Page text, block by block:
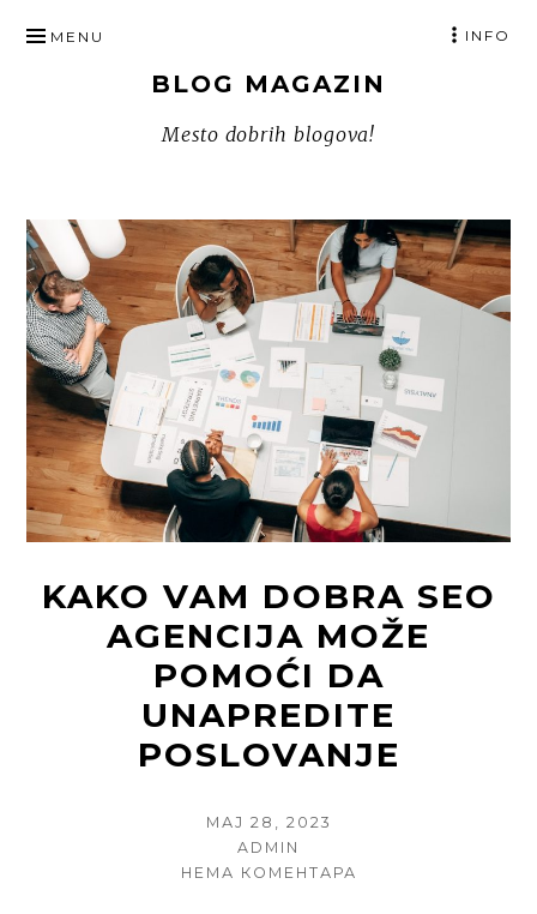
TO
BLOG MAGAZIN
Mesto dobrih blogova!
MENU INFO
KAKO VAM DOBRA SEO
AGENCIJA MOŽE
POMOĆI DA
UNAPREDITE
POSLOVANJE
POSTED
МАЈ 28, 2023
AUTHOR
ADMIN
НЕМА КОМЕНТАРА